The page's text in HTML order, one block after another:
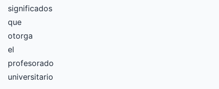
significados
que
otorga
el
profesorado
universitario